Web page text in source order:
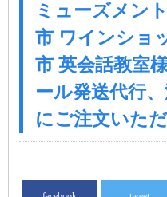
ミューズメン
市 ワインショ
市 英会話教室
ール発送代行
にご注文いた